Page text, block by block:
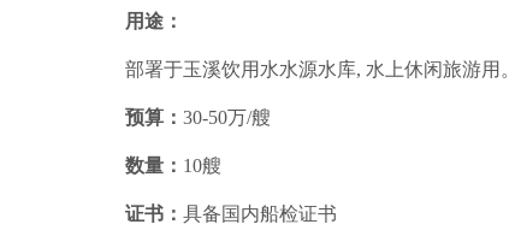
用途：
部署于玉溪饮用水水源水库, 水上休闲旅游用。
预算： 30-50万/艘
数量： 10艘
证书： 具备国内船检证书